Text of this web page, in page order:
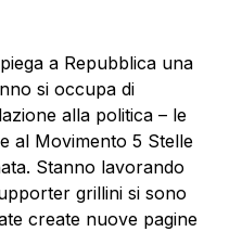
a Repubblica una
si occupa di
alla politica – le
al Movimento 5 Stelle
Stanno lavorando
grillini si sono
create nuove pagine